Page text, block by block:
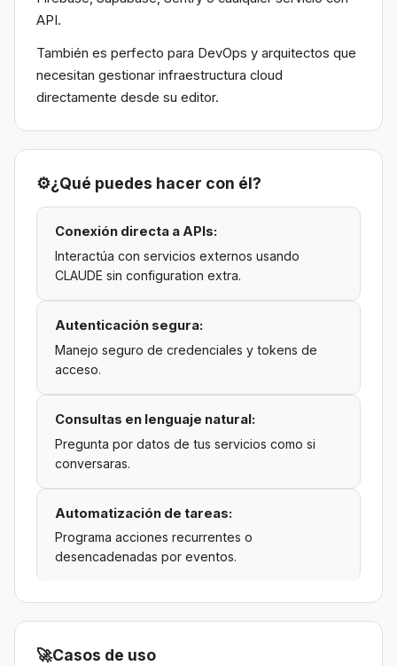
API.
También es perfecto para DevOps y arquitectos que
necesitan gestionar infraestructura cloud
directamente desde su editor.
⚙️¿Qué puedes hacer con él?
Conexión directa a APIs:
Interactúa con servicios externos usando
CLAUDE sin configuration extra.
Autenticación segura:
Manejo seguro de credenciales y tokens de
acceso.
Consultas en lenguaje natural:
Pregunta por datos de tus servicios como si
conversaras.
Automatización de tareas:
Programa acciones recurrentes o
desencadenadas por eventos.
🚀Casos de uso